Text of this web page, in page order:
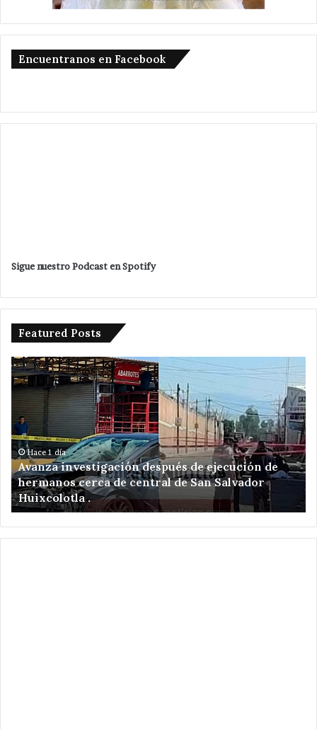
Encuentranos en Facebook
Sigue nuestro Podcast en Spotify
Featured Posts
Avanza
investigación
después
de
ejecución
de
hermanos
cerca
de
central
de
San
Salvador
Hace 1 día
Avanza investigación después de ejecución de
hermanos cerca de central de San Salvador
Huixcolotla .
a
de